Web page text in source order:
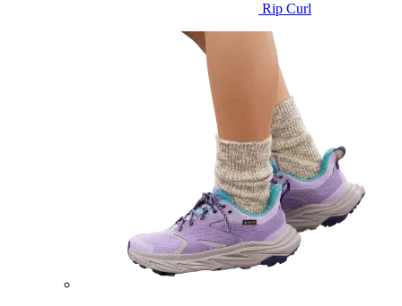
Rip Curl